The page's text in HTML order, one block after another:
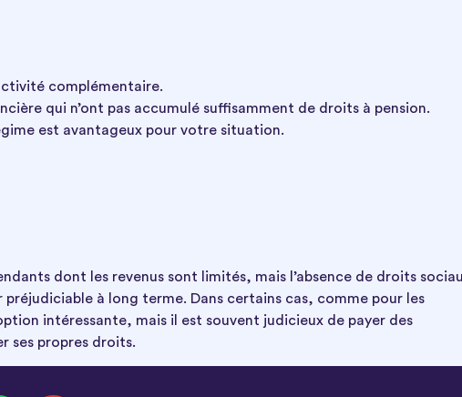
complémentaire.
qui n’ont pas accumulé suffisamment de droits à pension.
est avantageux pour votre situation.
dont les revenus sont limités, mais l’absence de droits
à long terme. Dans certains cas, comme pour les
intéressante, mais il est souvent judicieux de payer des
ses propres droits.